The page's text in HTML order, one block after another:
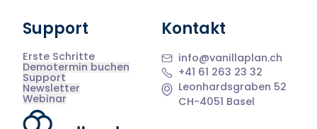
Support
Erste Schritte
Demotermin buchen
Support
Newsletter
Webinar
Kontakt
info@vanillaplan.ch
+41 61 263 23 32
Leonhardsgraben 52
CH-4051 Basel